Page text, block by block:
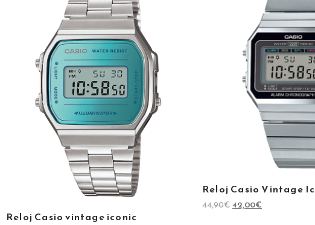
Reloj Casio vintage iconic
Reloj Casio Vintage
44,90€ 42,00€